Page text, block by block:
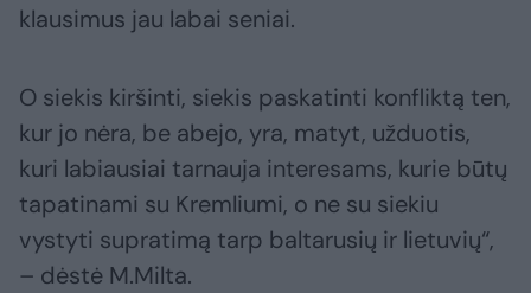
klausimus jau labai seniai.
O siekis kiršinti, siekis paskatinti konfliktą ten,
kur jo nėra, be abejo, yra, matyt, užduotis,
kuri labiausiai tarnauja interesams, kurie būtų
tapatinami su Kremliumi, o ne su siekiu
vystyti supratimą tarp baltarusių ir lietuvių“,
– dėstė M.Milta.